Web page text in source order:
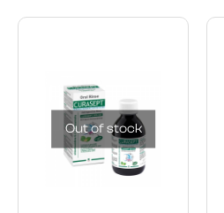
Out of stock